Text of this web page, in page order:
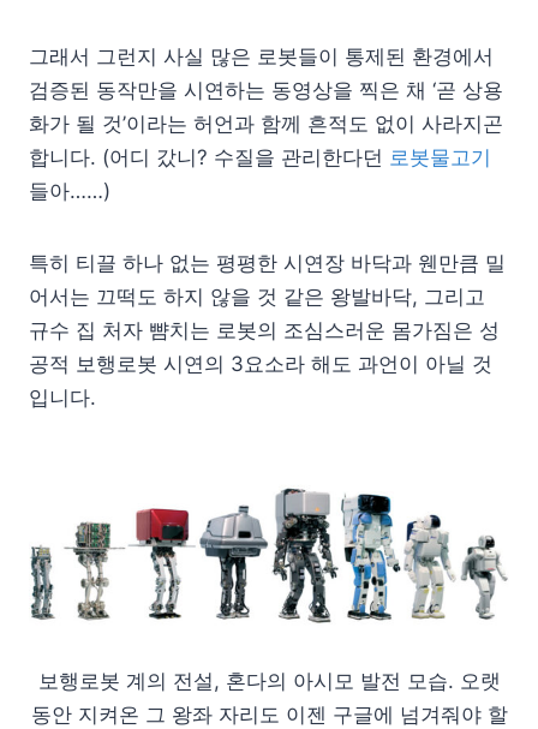
그래서 그런지 사실 많은 로봇들이 통제된 환경에서
검증된 동작만을 시연하는 동영상을 찍은 채 ‘곧 상용
화가 될 것’이라는 허언과 함께 흔적도 없이 사라지곤
합니다. (어디 갔니? 수질을 관리한다던 로봇물고기
들아……)
특히 티끌 하나 없는 평평한 시연장 바닥과 웬만큼 밀
어서는 끄떡도 하지 않을 것 같은 왕발바닥, 그리고
규수 집 처자 뺨치는 로봇의 조심스러운 몸가짐은 성
공적 보행로봇 시연의 3요소라 해도 과언이 아닐 것
입니다.
보행로봇 계의 전설, 혼다의 아시모 발전 모습. 오랫
동안 지켜온 그 왕좌 자리도 이젠 구글에 넘겨줘야 할